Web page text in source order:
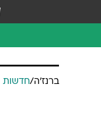
ברנז'ה/חדשות